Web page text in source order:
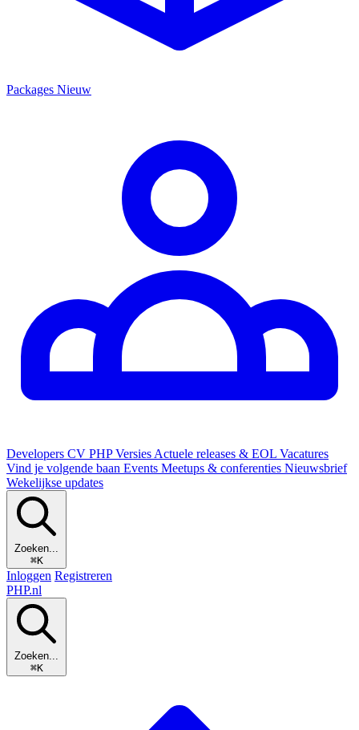
Packages Nieuw
Developers CV PHP Versies Actuele releases & EOL Vacatures
Vind je volgende baan Events Meetups & conferenties Nieuwsbrief
Wekelijkse updates
Zoeken...
⌘K
Inloggen Registreren
PHP.nl
Zoeken...
⌘K